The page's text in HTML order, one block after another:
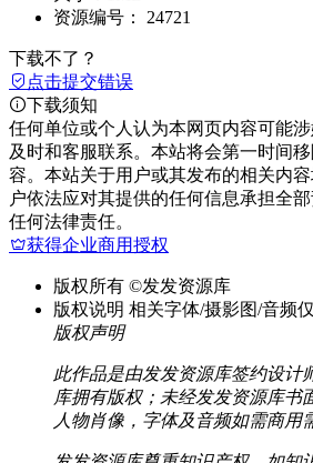
资源编号： 24721
下载不了？
点击提交错误
下载须知
任何单位或个人认为本网页内容可能
及时和客服联系。本站将会第一时间
容。本站关于用户或其发布的相关内
户依法应对其提供的任何信息承担全
任何法律责任。
获得企业商用授权
版权所有 ©发发资源库
版权说明 相关字体/摄影图/音频
版权声明
此作品是由发发资源库签约设计
库拥有版权；未经发发资源库书
人物肖像，字体及音频如需商用